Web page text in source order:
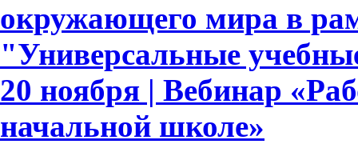
окружающего мира в
"Универсальные
20 ноября | Вебинар
начальной школе»